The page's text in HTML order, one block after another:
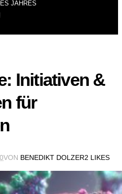
JAHRES
Initiativen &
für
VON BENEDIKT DOLZER2 LIKES